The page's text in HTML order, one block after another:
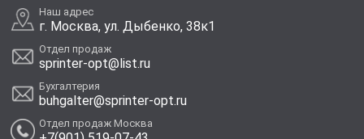
Наш адрес
г. Москва, ул. Дыбенко, 38к1
Отдел продаж
sprinter-opt@list.ru
Бухгалтерия
buhgalter@sprinter-opt.ru
Отдел продаж Москва